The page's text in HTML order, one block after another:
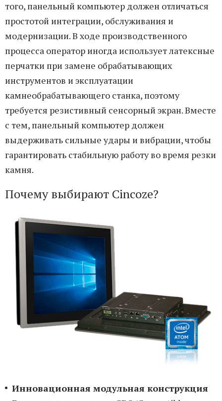
того, панельный компьютер должен отличаться
простотой интеграции, обслуживания и
модернизации. В ходе производственного
процесса оператор иногда использует латексные
перчатки при замене обрабатывающих
инструментов и эксплуатации
камнеобрабатывающего станка, поэтому
требуется резистивный сенсорный экран. Вместе
с тем, панельный компьютер должен
выдерживать сильные удары и вибрации, чтобы
гарантировать стабильную работу во время резки
камня.
Почему выбирают Cincoze?
Инновационная модульная конструкция